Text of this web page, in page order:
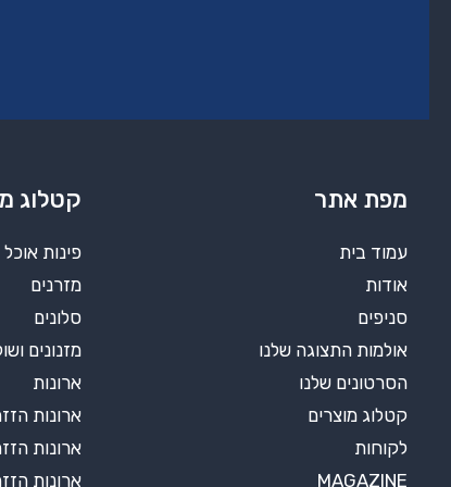
מפת אתר
עמוד בית
אודות
סניפים
אולמות התצוגה שלנו
הסרטונים שלנו
קטלוג מוצרים
לקוחות
MAGAZINE
קטלוג
פינות אוכל
מזרנים
סלונים
מזנונים
ארונות
ארונות
ארונות הזזה 2
ארונות הזזה 3